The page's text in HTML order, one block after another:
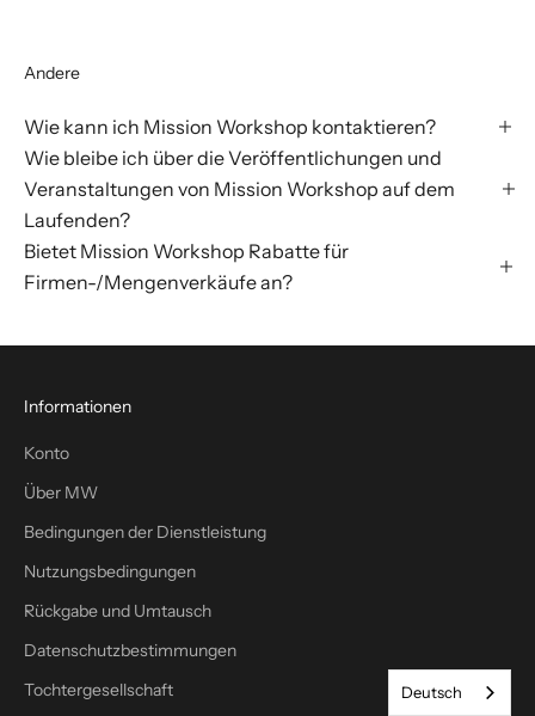
Andere
Wie kann ich Mission Workshop kontaktieren?
Wie bleibe ich über die Veröffentlichungen und
Veranstaltungen von Mission Workshop auf dem
Laufenden?
Bietet Mission Workshop Rabatte für
Firmen-/Mengenverkäufe an?
Informationen
Konto
Über MW
Bedingungen der Dienstleistung
Nutzungsbedingungen
Rückgabe und Umtausch
Datenschutzbestimmungen
Tochtergesellschaft
Deutsch